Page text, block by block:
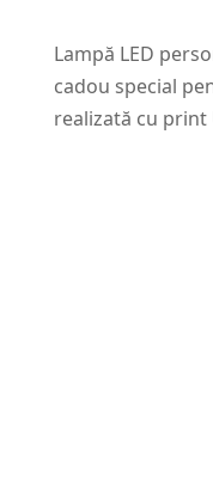
Lampă LED
cadou special
realizată cu print